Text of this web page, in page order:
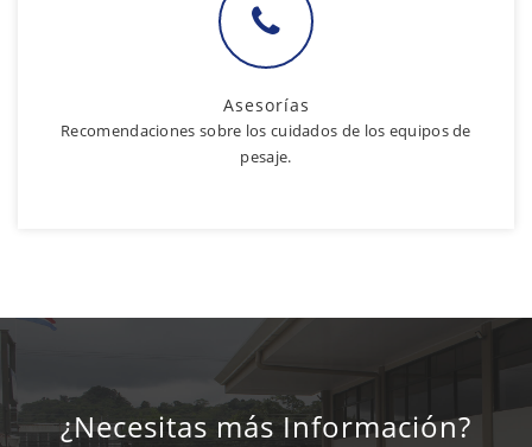
Asesorías
Recomendaciones sobre los cuidados de los equipos de
pesaje.
¿Necesitas más Información?